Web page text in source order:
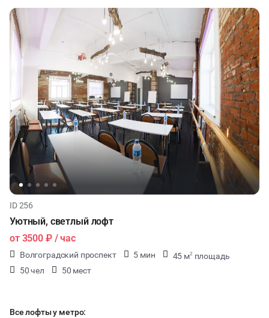
ID 256
Уютный, светлый лофт
от 3500 ₽/ час
Волгоградский проспект 5 мин 45 м2 площадь
50 чел
50 мест
Все лофты у метро: